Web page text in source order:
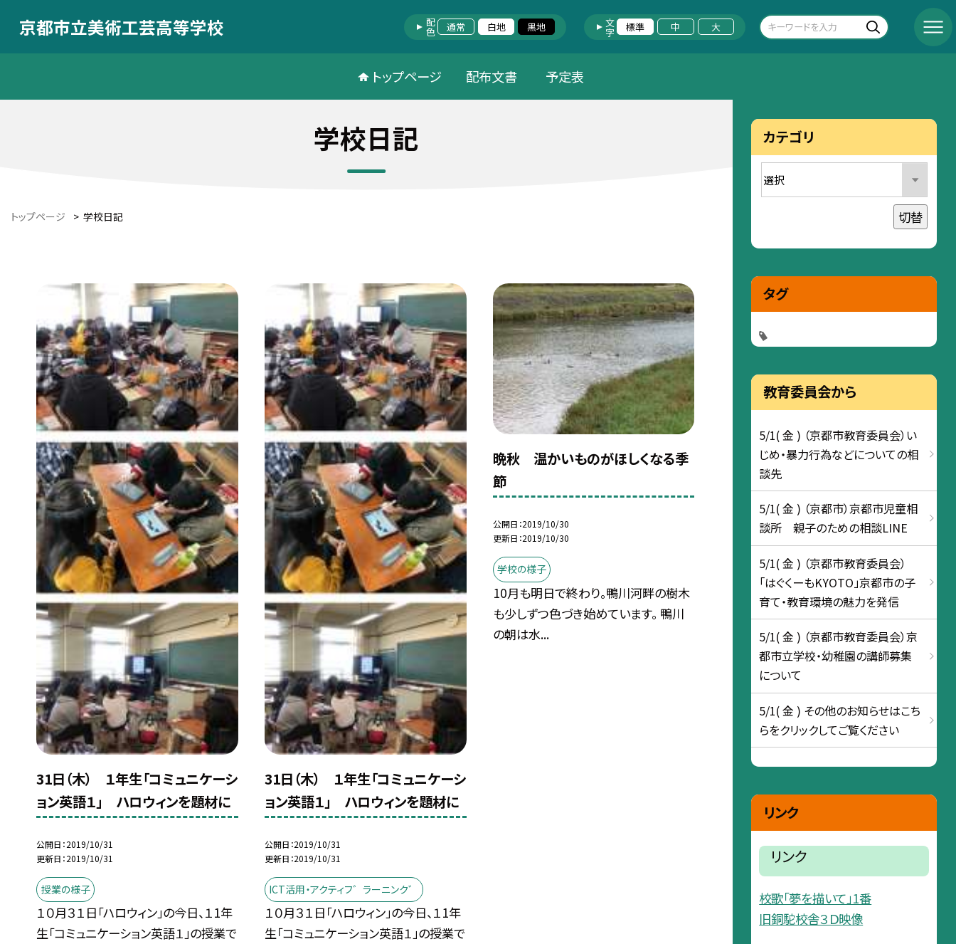
京都市立美術工芸高等学校 配色 通常 白地 黒地 文字 標準 中 大
トップページ 配布文書 予定表
学校日記
トップページ > 学校日記
31日（木） １年生「コミュニケーシ
ョン英語１」 ハロウィンを題材に
公開日 2019/10/31
更新日 2019/10/31
授業の様子
１０月３１日「ハロウィン」の今日、１1年
生「コミュニケーション英語１」の授業で
31日（木） １年生「コミュニケーシ
ョン英語１」 ハロウィンを題材に
公開日 2019/10/31
更新日 2019/10/31
ICT活用・アクティフ゛ラーニンク゛
１０月３１日「ハロウィン」の今日、１1年
生「コミュニケーション英語１」の授業で
晩秋 温かいものがほしくなる季
節
公開日 2019/10/30
更新日 2019/10/30
学校の様子
10月も明日で終わり。鴨川河畔の樹木
も少しずつ色づき始めています。 鴨川
の朝は水...
カテゴリ
切替
タグ
教育委員会から
5/1( 金 ) （京都市教育委員会）い
じめ・暴力行為などについての相
談先
5/1( 金 ) （京都市）京都市児童相
談所 親子のための相談LINE
5/1( 金 ) （京都市教育委員会）
「はぐくーもKYOTO」京都市の子
育て・教育環境の魅力を発信
5/1( 金 ) （京都市教育委員会）京
都市立学校・幼稚園の講師募集
について
5/1( 金 ) その他のお知らせはこち
らをクリックしてご覧ください
リンク
リンク
校歌「夢を描いて」1番
旧銅駝校舎３Ｄ映像